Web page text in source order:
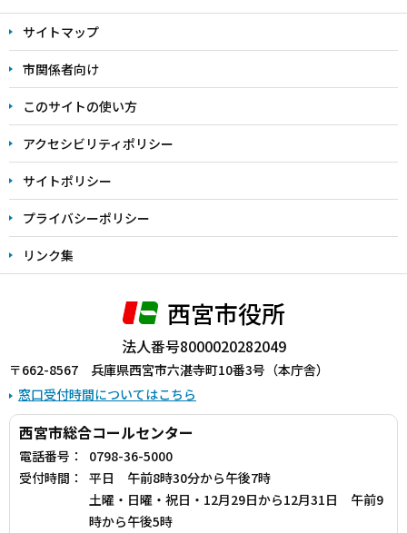
文
こ
こ
ま
で
サイトマップ
市関係者向け
このサイトの使い方
アクセシビリティポリシー
サイトポリシー
プライバシーポリシー
リンク集
西宮市役所
法人番号8000020282049
〒662-8567 兵庫県西宮市六湛寺町10番3号（本庁舎）
窓口受付時間についてはこちら
西宮市総合コールセンター
電話番号：
0798-36-5000
受付時間：
平日 午前8時30分から午後7時
土曜・日曜・祝日・12月29日から12月31日 午前9
時から午後5時